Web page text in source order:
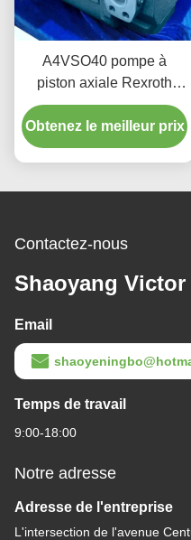
A4VSO40 pompe à
piston axiale Rexroth
pour hydraulique
industrielle 350 bar 2600
tours par minute
Obtenez le meilleur prix
Contactez-nous
Shaoyang
Email
Temps de travail
9:00-18:00
Notre adresse
Adresse de l'entreprise
L'intersection de l'avenue